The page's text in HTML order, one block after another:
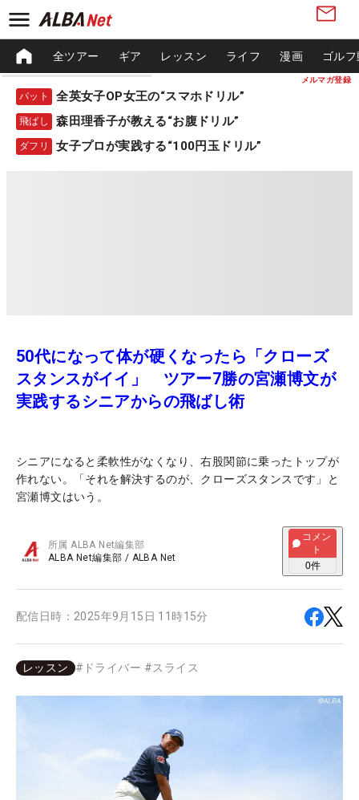
メルマガ登録
全ツアー ギア レッスン ライフ 漫画 ゴル
パット 全英女子OP女王の“スマホドリル”
飛ばし 森田理香子が教える“お腹ドリル”
ダフリ 女子プロが実践する“100円玉ドリル”
50代になって体が硬くなったら「クローズ
スタンスがイイ」 ツアー7勝の宮瀬博文が
実践するシニアからの飛ばし術
シニアになると柔軟性がなくなり、右股関節に乗ったトップが
作れない。「それを解決するのが、クローズスタンスです」と
宮瀬博文はいう。
所属ALBA Net編集部
ALBA Net編集部 / ALBA Net
コメン
ト
0件
配信日時： 2025年9月15日 11時15分
レッスン # ドライバー #スライス